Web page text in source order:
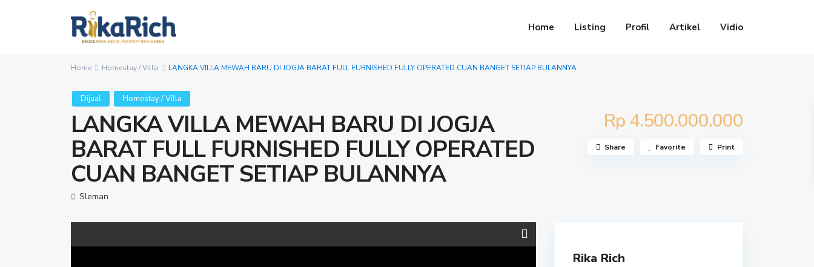
Home Listing Profil Artikel Vidio
Home Homestay / Villa LANGKA VILLA MEWAH BARU DI JOGJA BARAT FULL FURNISHED FULLY OPERATED CUAN BANGET SETIAP BULANNYA
Dijual Homestay / Villa
LANGKA VILLA MEWAH BARU DI JOGJA
BARAT FULL FURNISHED FULLY OPERATED
CUAN BANGET SETIAP BULANNYA
Rp 4.500.000.000
Sleman
Share Favorite Print
Rika Rich